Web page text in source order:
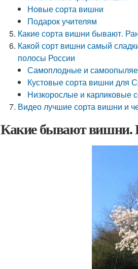
Новые сорта вишни
Подарок учителям
Какие сорта вишни бывают.
Какой сорт вишни самый
полосы России
Самоплодные и
Кустовые сорта вишни для
Низкорослые и карликовые
Видео лучшие сорта вишни и
Какие бывают вишни.